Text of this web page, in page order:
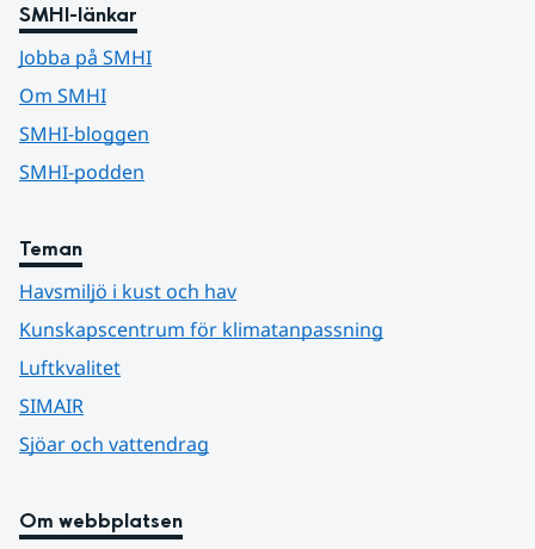
SMHI-länkar
Jobba på SMHI
Om SMHI
SMHI-bloggen
SMHI-podden
Teman
Havsmiljö i kust och hav
Kunskapscentrum för klimatanpassning
Luftkvalitet
SIMAIR
Sjöar och vattendrag
Om webbplatsen